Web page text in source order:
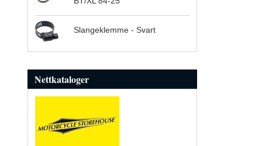
Slangeklemme - Svart
Nettkataloger